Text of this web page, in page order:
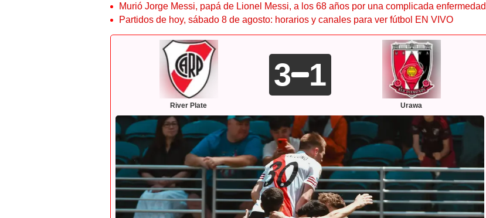
Murió Jorge Messi, papá de Lionel Messi, a los 68 años por una complicada enfermedad
Partidos de hoy, sábado 8 de agosto: horarios y canales para ver fútbol EN VIVO
River Plate
3 1
Urawa